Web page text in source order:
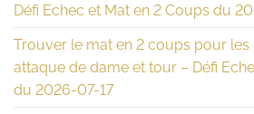
Défi Echec et Mat en 2 Coups du
Trouver le mat en 2 coups pour les
attaque de dame et tour – Défi
du 2026-07-17